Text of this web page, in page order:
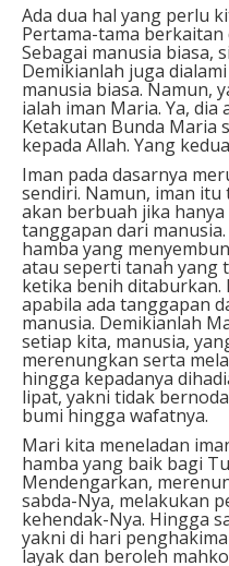
Ada dua hal yang perlu
Pertama-tama
Sebagai manusia biasa,
Demikianlah juga
manusia biasa. Namun,
ialah iman Maria. Ya,
Ketakutan Bunda Maria
kepada Allah. Yang
Iman pada dasarnya
sendiri. Namun, iman itu
akan berbuah jika
tanggapan dari
hamba yang
atau seperti tanah yang
ketika benih ditaburkan.
apabila ada tanggapan
manusia. Demikianlah
setiap kita, manusia,
merenungkan serta
hingga kepadanya
lipat, yakni tidak
bumi hingga wafatnya.
Mari kita meneladan
hamba yang baik bagi
Mendengarkan,
sabda-Nya, melakukan
kehendak-Nya. Hingga
yakni di hari
layak dan beroleh